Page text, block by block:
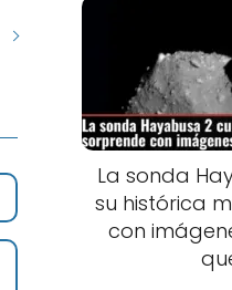
La sonda
su histórica
con